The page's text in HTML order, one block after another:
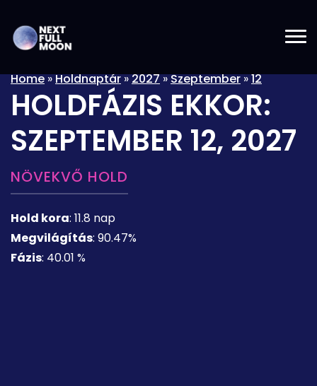
Home»Holdnaptár»2027»Szeptember»12
HOLDFÁZIS EKKOR:
SZEPTEMBER 12, 2027
NÖVEKVŐ HOLD
Hold kora: 11.8 nap
Megvilágítás: 90.47%
Fázis: 40.01 %